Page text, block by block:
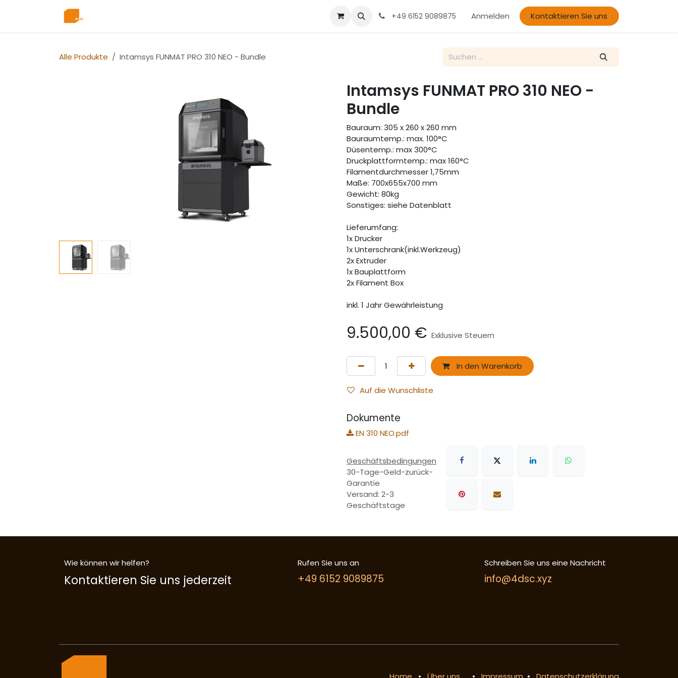
+49 6152 9089875 Anmelden Kontaktieren Sie uns
Alle Produkte Intamsys FUNMAT PRO 310 NEO - Bundle
Intamsys FUNMAT PRO 310 NEO -
Bundle
Bauraum: 305 x 260 x 260 mm
Bauraumtemp.: max. 100°C
Düsentemp.: max 300°C
Druckplattformtemp.: max 160°C
Filamentdurchmesser 1,75mm
Maße: 700x655x700 mm
Gewicht: 80kg
Sonstiges: siehe Datenblatt
Lieferumfang:
1x Drucker
1x Unterschrank(inkl.Werkzeug)
2x Extruder
1x Bauplattform
2x Filament Box
inkl. 1 Jahr Gewährleistung
9.500,00 € Exklusive Steuern
In den Warenkorb
Auf die Wunschliste
Dokumente
EN 310 NEO.pdf
Geschäftsbedingungen
30-Tage-Geld-zurück-
Garantie
Versand: 2-3
Geschäftstage
Schreiben Sie uns eine Nachricht
info@4dsc.xyz
Wie können wir helfen?
Kontaktieren Sie uns jederzeit
Rufen Sie uns an
+49 6152 9089875